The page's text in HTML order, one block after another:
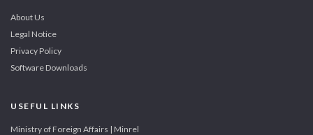
About Us
Legal Notice
Privacy Policy
Software Downloads
USEFUL LINKS
Ministry of Foreign Affairs | Minrel